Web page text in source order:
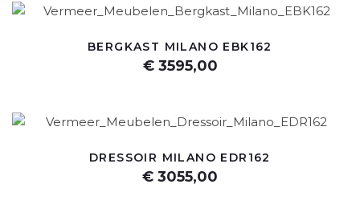
BERGKAST MILANO EBK162
€ 3595,00
DRESSOIR MILANO EDR162
€ 3055,00